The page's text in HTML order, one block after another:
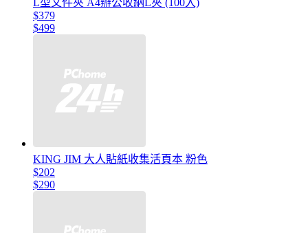
L型文件夾 A4辦公收納L夾 (100入)
$379
$499
KING JIM 大人貼紙收集活頁本 粉色
$202
$290